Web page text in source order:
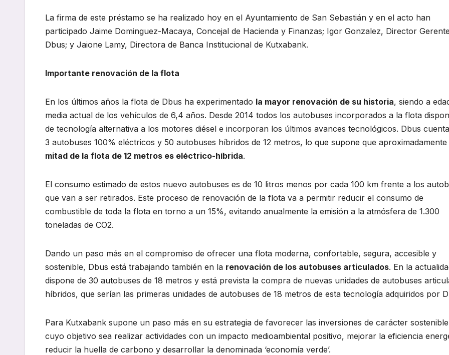
La firma de este préstamo se ha realizado hoy en el Ayuntamiento de San Sebastián y en el acto han
participado Jaime Dominguez-Macaya, Concejal de Hacienda y Finanzas; Igor Gonzalez, Director
Dbus; y Jaione Lamy, Directora de Banca Institucional de Kutxabank.
Importante renovación de la flota
En los últimos años la flota de Dbus ha experimentado la mayor renovación de su historia, siendo a
media actual de los vehículos de 6,4 años. Desde 2014 todos los autobuses incorporados a la flota
de tecnología alternativa a los motores diésel e incorporan los últimos avances tecnológicos. Dbus
3 autobuses 100% eléctricos y 50 autobuses híbridos de 12 metros, lo que supone que aproximadamente
mitad de la flota de 12 metros es eléctrico-híbrida.
El consumo estimado de estos nuevo autobuses es de 10 litros menos por cada 100 km frente a los
que van a ser retirados. Este proceso de renovación de la flota va a permitir reducir el consumo de
combustible de toda la flota en torno a un 15%, evitando anualmente la emisión a la atmósfera de 1.300
toneladas de CO2.
Dando un paso más en el compromiso de ofrecer una flota moderna, confortable, segura, accesible y
sostenible, Dbus está trabajando también en la renovación de los autobuses articulados. En la
dispone de 30 autobuses de 18 metros y está prevista la compra de nuevas unidades de autobuses
híbridos, que serían las primeras unidades de autobuses de 18 metros de esta tecnología adquiridos por
Para Kutxabank supone un paso más en su estrategia de favorecer las inversiones de carácter
cuyo objetivo sea realizar actividades con un impacto medioambiental positivo, mejorar la eficiencia
reducir la huella de carbono y desarrollar la denominada ‘economía verde’.